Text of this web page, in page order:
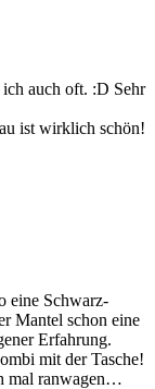
auch oft. :D Sehr
ist wirklich schön!
eine Schwarz-
Mantel schon eine
Erfahrung.
mit der Tasche!
mal ranwagen…